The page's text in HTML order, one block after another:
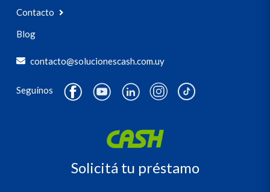
Contacto
Blog
contacto@solucionescash.com.uy
Seguínos
Solicitá tu préstamo